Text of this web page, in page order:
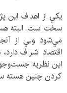
يكي از اهداف اين
سخت است. البته
مي‌شود ولي از
اقتصاد اشراف
اين نظريه جست‌وجو
كردن چنين